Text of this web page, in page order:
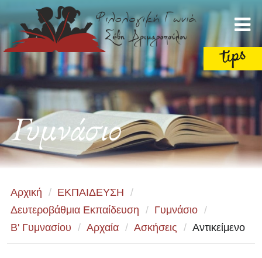
Γυμνάσιο
Αρχική / ΕΚΠΑΙΔΕΥΣΗ /
Δευτεροβάθμια Εκπαίδευση / Γυμνάσιο /
Β' Γυμνασίου / Αρχαία / Ασκήσεις / Αντικείμενο